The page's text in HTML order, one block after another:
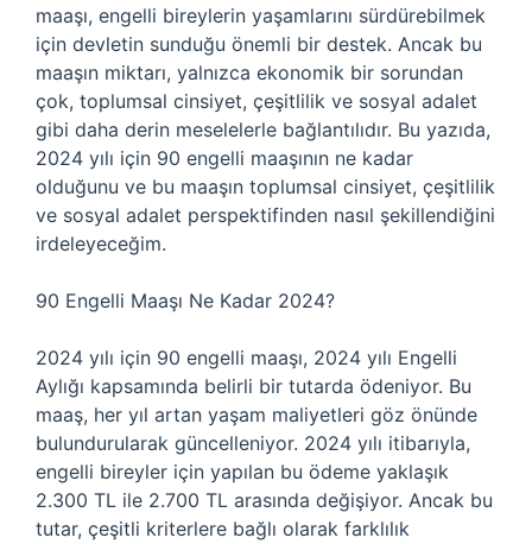
maaşı, engelli bireylerin yaşamlarını sürdürebilmek
için devletin sunduğu önemli bir destek. Ancak bu
maaşın miktarı, yalnızca ekonomik bir sorundan
çok, toplumsal cinsiyet, çeşitlilik ve sosyal adalet
gibi daha derin meselelerle bağlantılıdır. Bu yazıda,
2024 yılı için 90 engelli maaşının ne kadar
olduğunu ve bu maaşın toplumsal cinsiyet, çeşitlilik
ve sosyal adalet perspektifinden nasıl şekillendiğini
irdeleyeceğim.
90 Engelli Maaşı Ne Kadar 2024?
2024 yılı için 90 engelli maaşı, 2024 yılı Engelli
Aylığı kapsamında belirli bir tutarda ödeniyor. Bu
maaş, her yıl artan yaşam maliyetleri göz önünde
bulundurularak güncelleniyor. 2024 yılı itibarıyla,
engelli bireyler için yapılan bu ödeme yaklaşık
2.300 TL ile 2.700 TL arasında değişiyor. Ancak bu
tutar, çeşitli kriterlere bağlı olarak farklılık